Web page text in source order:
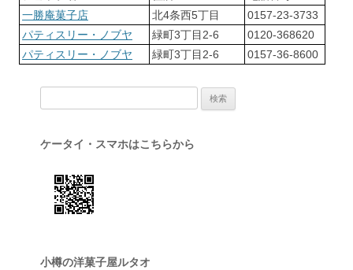
一勝庵菓子店
北4条西5丁目
0157-23-3733
パティスリー・ノブヤ
緑町3丁目2-6
0120-368620
パティスリー・ノブヤ
緑町3丁目2-6 0157-36-8600
ケータイ・スマホはこちらから
小樽の洋菓子屋ルタオ